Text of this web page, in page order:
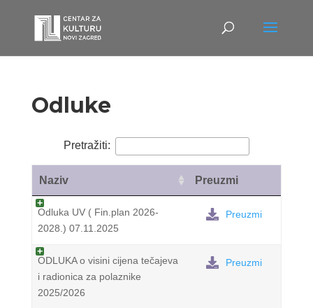
Odluke
Odluka UV ( Fin.plan 2026-
2028.) 07.11.2025
Preuzmi
ODLUKA o visini cijena tečajeva
i radionica za polaznike
2025/2026
Preuzmi